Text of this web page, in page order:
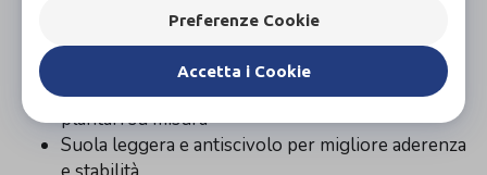
facile e rapida
Fodera calda e confortevole, indicata per le
stagioni fredde
Plantare anatomico estraibile, predisposta per
plantari su misura
Suola leggera e antiscivolo per migliore aderenza
Preferenze Cookie
Accetta i Cookie